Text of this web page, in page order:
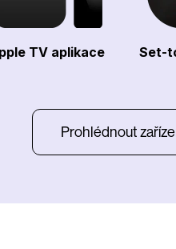
TV aplikace Set-
Prohlédnout